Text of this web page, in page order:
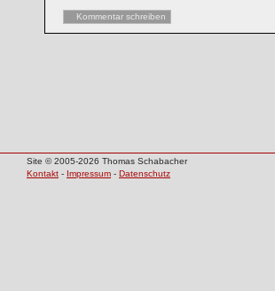
Kommentar schreiben
Site © 2005-2026 Thomas Schabacher
Kontakt - Impressum - Datenschutz